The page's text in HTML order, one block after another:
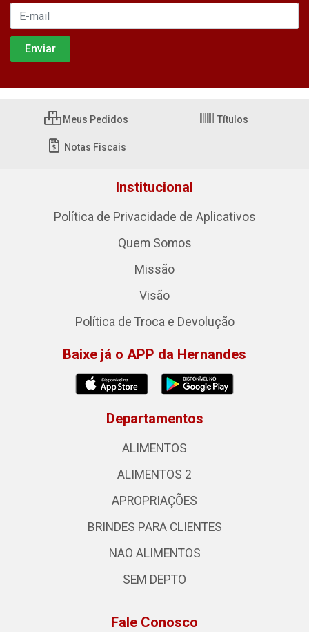
Meus Pedidos Títulos
Notas Fiscais
Institucional
Política de Privacidade de Aplicativos
Quem Somos
Missão
Visão
Política de Troca e Devolução
Baixe já o APP da Hernandes
Departamentos
ALIMENTOS
ALIMENTOS 2
APROPRIAÇÕES
BRINDES PARA CLIENTES
NAO ALIMENTOS
SEM DEPTO
Fale Conosco